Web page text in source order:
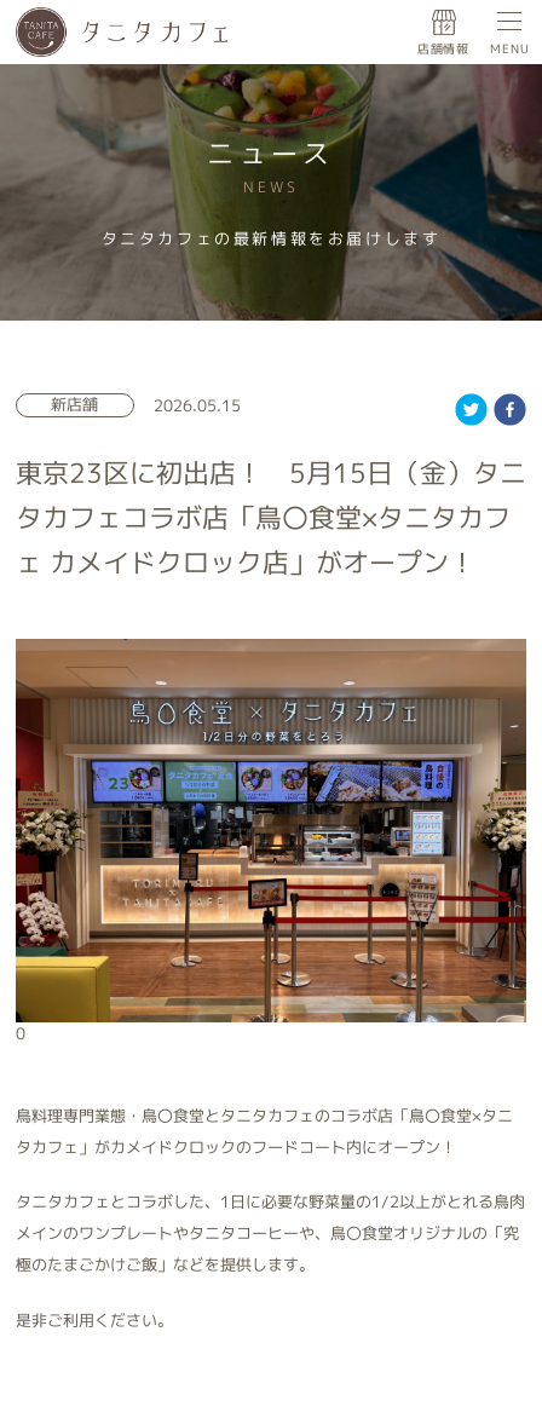
店舗情報 MENU
ニュース
NEWS
タニタカフェの最新情報をお届けします
新店舗 2026.05.15
東京23区に初出店！ 5月15日（金）タニ
タカフェコラボ店「鳥〇食堂×タニタカフ
ェ カメイドクロック店」がオープン！
0
鳥料理専門業態・鳥〇食堂とタニタカフェのコラボ店「鳥〇食堂×タニ
タカフェ」がカメイドクロックのフードコート内にオープン！
タニタカフェとコラボした、1日に必要な野菜量の1/2以上がとれる鳥肉
メインのワンプレートやタニタコーヒーや、鳥〇食堂オリジナルの「究
極のたまごかけご飯」などを提供します。
是非ご利用ください。